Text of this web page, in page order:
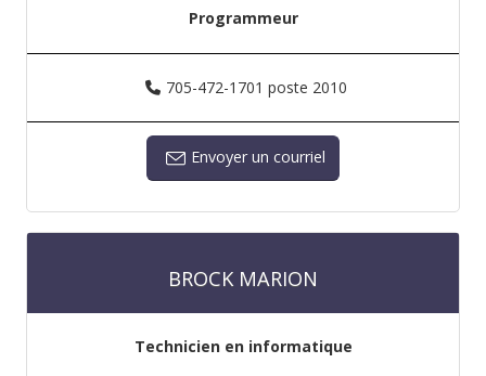
Programmeur
705-472-1701 poste 2010
Envoyer un courriel
BROCK MARION
Technicien en informatique